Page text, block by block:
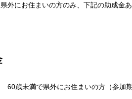
にお住まいの方のみ、下記の助成金あ
金
60歳未満で県外にお住まいの方（参加